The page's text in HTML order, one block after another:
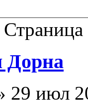
Дорна
29 июл